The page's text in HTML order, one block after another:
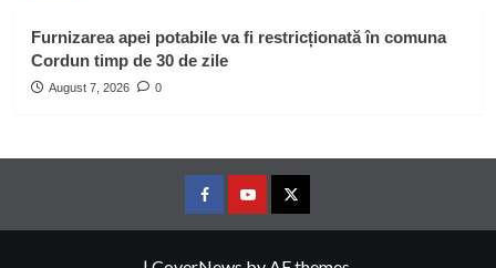
Furnizarea apei potabile va fi restricționată în comuna
Cordun timp de 30 de zile
August 7, 2026 0
FacebookYoutubeTwitter